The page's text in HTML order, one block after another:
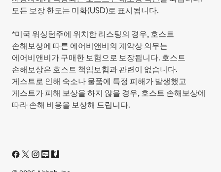
모든 보장 한도는 미화(USD)로 표시됩니다.
*미국 워싱턴주에 위치한 리스팅의 경우, 호스트
손해보상에 따른 에어비앤비의 계약상 의무는
에어비앤비가 구매한 보험으로 보장됩니다. 호스트
손해보상은 호스트 책임보험과 관련이 없습니다.
게스트로 인해 숙소나 물품에 특정 피해가 발생했고
게스트가 피해 보상을 하지 않을 경우, 호스트 손해보상에
따라 손해 비용을 보상해 드립니다.